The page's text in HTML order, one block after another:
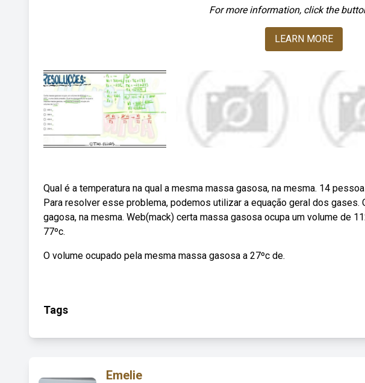
For more information, click the
LEARN MORE
Qual é a temperatura na qual a mesma massa gasosa, na mesma. 14
Para resolver esse problema, podemos utilizar a equação geral dos gases.
gagosa, na mesma. Web(mack) certa massa gasosa ocupa um volume de
77ºc.
O volume ocupado pela mesma massa gasosa a 27ºc de.
Tags
Emelie